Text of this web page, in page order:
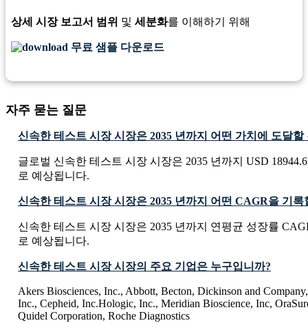
상세 시장 보고서 범위 및 세분화를 이해하기 위해
무료 샘플 다운로드
자주 묻는 질문
신속한 테스트 시장 시장은 2035 년까지 어떤 가치에 도달
글로벌 신속한 테스트 시장 시장은 2035 년까지 USD
로 예상됩니다.
신속한 테스트 시장 시장은 2035 년까지 어떤 CAGR을 기
신속한 테스트 시장 시장은 2035 년까지 연평균 성장률
로 예상됩니다.
신속한 테스트 시장 시장의 주요 기업은 누구입니까?
Akers Biosciences, Inc., Abbott, Becton, Dickinson and
Inc., Cepheid, Inc.Hologic, Inc., Meridian Bioscience, Inc,
Quidel Corporation, Roche Diagnostics